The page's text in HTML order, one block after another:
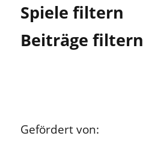
Spiele filtern
Beiträge filtern
Gefördert von: